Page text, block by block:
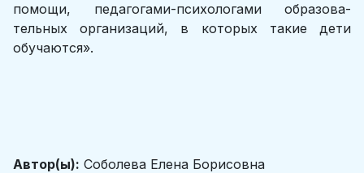
помощи, педагогами-психологами образова­
тельных организаций, в которых такие дети
обучаются».
Автор(ы): Соболева Елена Борисовна